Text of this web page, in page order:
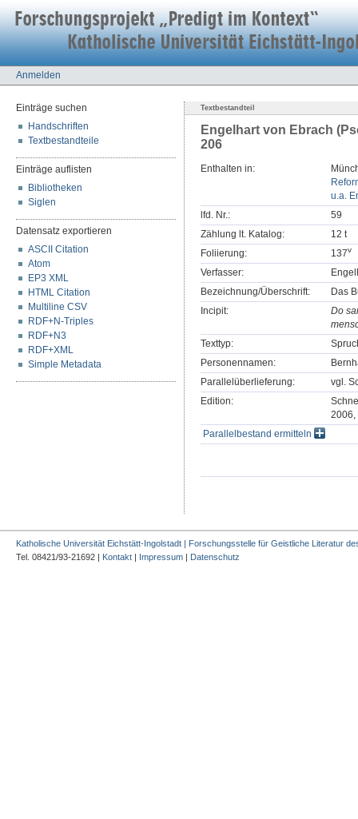
Anmelden
Einträge suchen
Handschriften
Textbestandteile
Einträge auflisten
Bibliotheken
Siglen
Datensatz exportieren
ASCII Citation
Atom
EP3 XML
HTML Citation
Multiline CSV
RDF+N-Triples
RDF+N3
RDF+XML
Simple Metadata
Textbestandteil
Engelhart von Ebrach
206
Enthalten in:
u.a.
lfd. Nr.:
59
Zählung lt. Katalog:
12 t
Foliierung:
137v
Verfasser:
Bezeichnung/Überschrift:
Das
Incipit:
Do
Texttyp:
Personennamen:
Parallelüberlieferung:
vgl.
Edition:
2006,
Parallelbestand ermitteln
Katholische Universität Eichstätt-Ingolstadt | Forschungsstelle für Geistliche Literatur
Tel. 08421/93-21692 | Kontakt | Impressum | Datenschutz